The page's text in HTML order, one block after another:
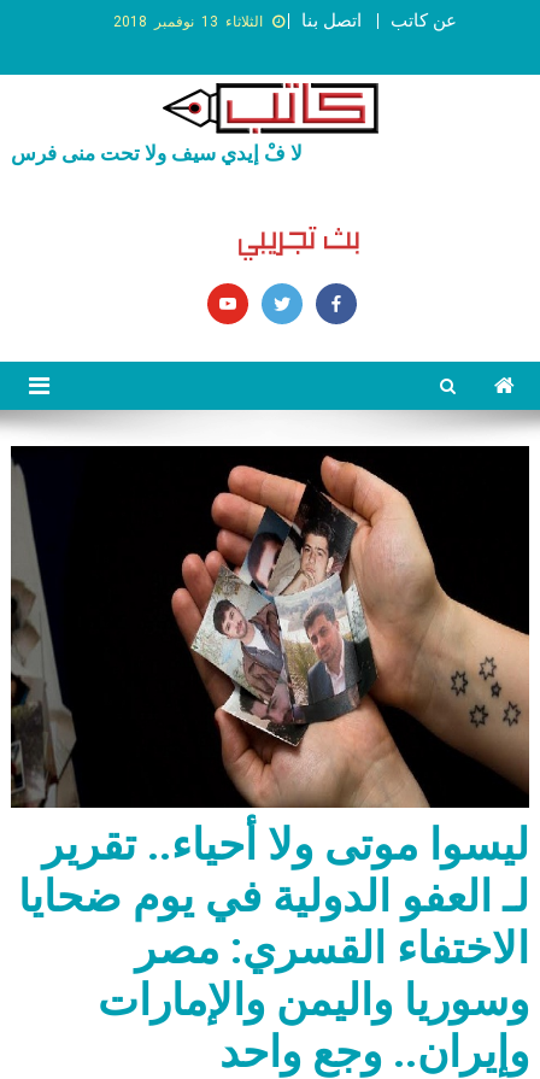
الثلاثاء 13 نوفمبر 2018 اتصل بنا عن كاتب
لا فْ إيدي سيف ولا تحت منى فرس
ليسوا موتى ولا أحياء.. تقرير
لـ العفو الدولية في يوم ضحايا
الاختفاء القسري: مصر
وسوريا واليمن والإمارات
وإيران.. وجع واحد